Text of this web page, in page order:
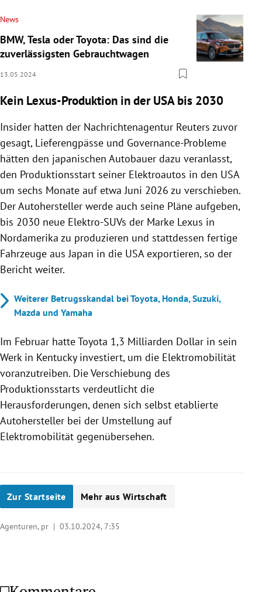
News
BMW, Tesla oder Toyota: Das sind die
zuverlässigsten Gebrauchtwagen
13.05.2024
Kein Lexus-Produktion in der USA bis 2030
Insider hatten der Nachrichtenagentur Reuters zuvor
gesagt, Lieferengpässe und Governance-Probleme
hätten den japanischen Autobauer dazu veranlasst,
den Produktionsstart seiner Elektroautos in den USA
um sechs Monate auf etwa Juni 2026 zu verschieben.
Der Autohersteller werde auch seine Pläne aufgeben,
bis 2030 neue Elektro-SUVs der Marke Lexus in
Nordamerika zu produzieren und stattdessen fertige
Fahrzeuge aus Japan in die USA exportieren, so der
Bericht weiter.
Weiterer Betrugsskandal bei Toyota, Honda, Suzuki,
Mazda und Yamaha
Im Februar hatte Toyota 1,3 Milliarden Dollar in sein
Werk in Kentucky investiert, um die Elektromobilität
voranzutreiben. Die Verschiebung des
Produktionsstarts verdeutlicht die
Herausforderungen, denen sich selbst etablierte
Autohersteller bei der Umstellung auf
Elektromobilität gegenübersehen.
Zur Startseite Mehr aus Wirtschaft
Agenturen, pr | 03.10.2024, 7:35